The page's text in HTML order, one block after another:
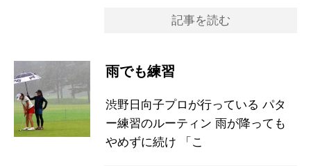
記事を読む
雨でも練習
渋野日向子プロが行っている パタ
ー練習のルーティン 雨が降っても
やめずに続け 「こ